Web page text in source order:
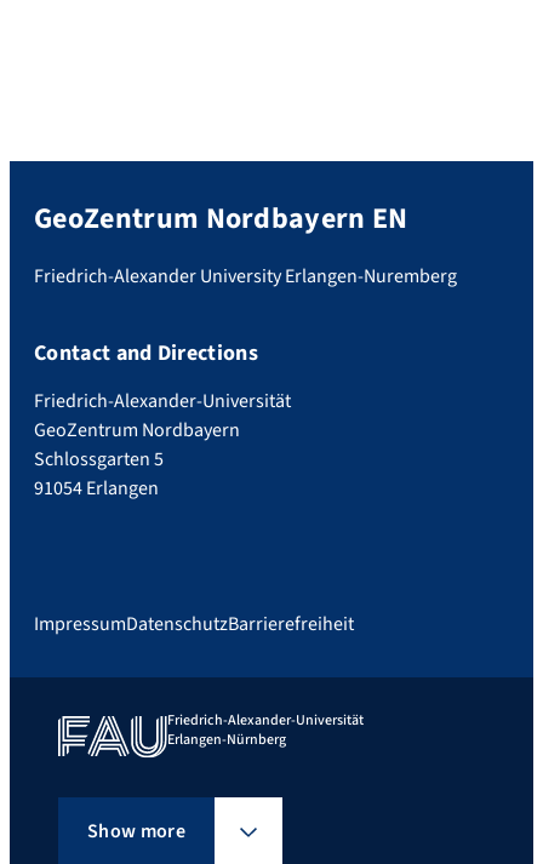
GeoZentrum Nordbayern EN
Friedrich-Alexander University Erlangen-Nuremberg
Contact and Directions
Friedrich-Alexander-Universität
GeoZentrum Nordbayern
Schlossgarten 5
91054 Erlangen
ImpressumDatenschutzBarrierefreiheit
Friedrich-Alexander-Universität
Erlangen-Nürnberg
Show more